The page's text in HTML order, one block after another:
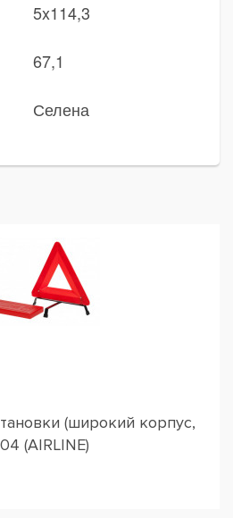
5x114,3
67,1
Селена
(широкий корпус,
(AIRLINE)